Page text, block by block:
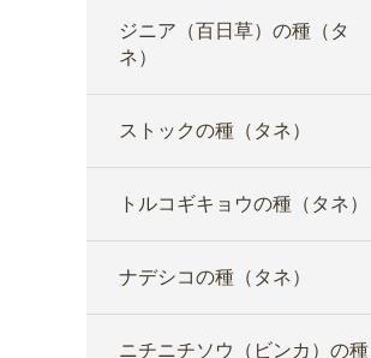
ジニア（百日草）の種（タ
ネ）
ストックの種（タネ）
トルコギキョウの種（タネ）
ナデシコの種（タネ）
ニチニチソウ（ビンカ）の種